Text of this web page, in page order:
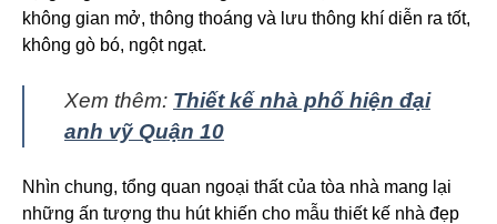
không gian mở, thông thoáng và lưu thông khí diễn ra tốt,
không gò bó, ngột ngạt.
Xem thêm: Thiết kế nhà phố hiện đại
anh vỹ Quận 10
Nhìn chung, tổng quan ngoại thất của tòa nhà mang lại
những ấn tượng thu hút khiến cho mẫu thiết kế nhà đẹp